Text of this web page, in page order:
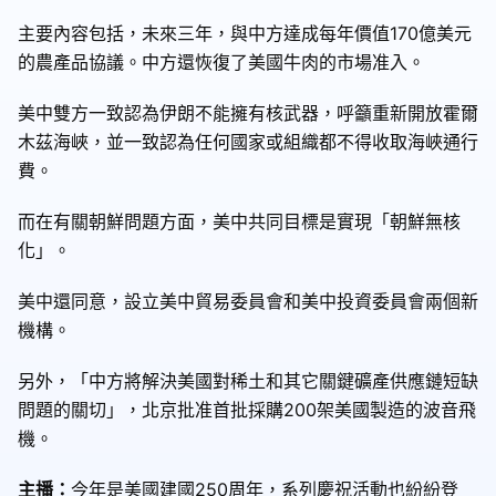
主要內容包括，未來三年，與中方達成每年價值170億美元
的農產品協議。中方還恢復了美國牛肉的市場准入。
美中雙方一致認為伊朗不能擁有核武器，呼籲重新開放霍爾
木茲海峽，並一致認為任何國家或組織都不得收取海峽通行
費。
而在有關朝鮮問題方面，美中共同目標是實現「朝鮮無核
化」。
美中還同意，設立美中貿易委員會和美中投資委員會兩個新
機構。
另外，「中方將解決美國對稀土和其它關鍵礦產供應鏈短缺
問題的關切」，北京批准首批採購200架美國製造的波音飛
機。
主播： 今年是美國建國250周年，系列慶祝活動也紛紛登